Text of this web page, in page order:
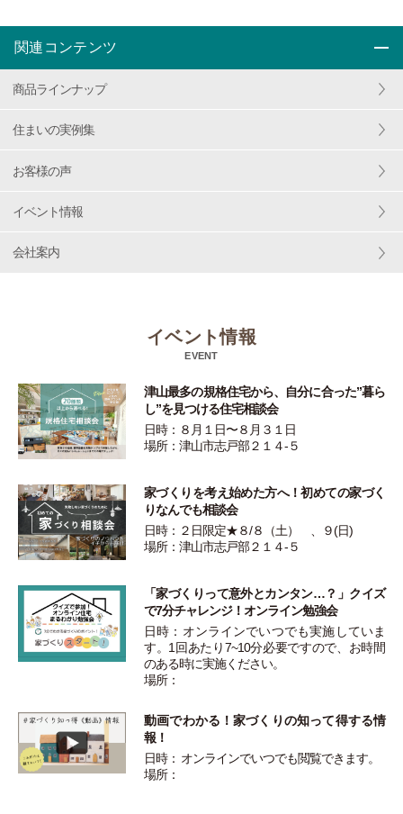
関連コンテンツ
商品ラインナップ
住まいの実例集
お客様の声
イベント情報
会社案内
イベント情報
EVENT
津山最多の規格住宅から、自分に合った”暮ら
し”を見つける住宅相談会
日時：８月１日〜８月３１日
場所：津山市志戸部２１４-５
家づくりを考え始めた方へ！初めての家づく
りなんでも相談会
日時：２日限定★８/８（土） 、９(日)
場所：津山市志戸部２１４-５
「家づくりって意外とカンタン…？」クイズ
で7分チャレンジ！オンライン勉強会
日時：オンラインでいつでも実施していま
す。1回あたり7~10分必要ですので、お時間
のある時に実施ください。
場所：
動画でわかる！家づくりの知って得する情
報！
日時： オンラインでいつでも閲覧できます。
場所：